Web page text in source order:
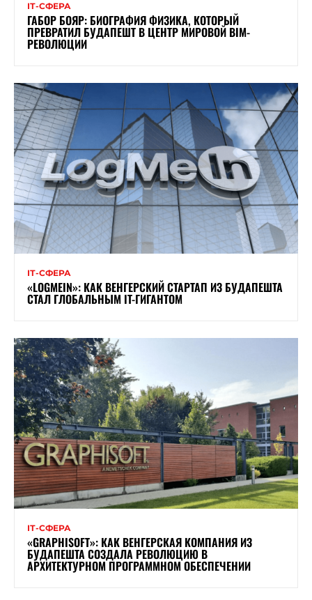
ІТ-СФЕРА
ГАБОР БОЯР: БИОГРАФИЯ ФИЗИКА, КОТОРЫЙ
ПРЕВРАТИЛ БУДАПЕШТ В ЦЕНТР МИРОВОЙ BIM-
РЕВОЛЮЦИИ
ІТ-СФЕРА
«LOGMEIN»: КАК ВЕНГЕРСКИЙ СТАРТАП ИЗ БУДАПЕШТА
СТАЛ ГЛОБАЛЬНЫМ IT-ГИГАНТОМ
ІТ-СФЕРА
«GRAPHISOFT»: КАК ВЕНГЕРСКАЯ КОМПАНИЯ ИЗ
БУДАПЕШТА СОЗДАЛА РЕВОЛЮЦИЮ В
АРХИТЕКТУРНОМ ПРОГРАММНОМ ОБЕСПЕЧЕНИИ